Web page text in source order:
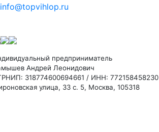
info@topvihlop.ru
предприниматель
Андрей Леонидович
318774600694661 / ИНН: 772158458230
улица, 33 с. 5, Москва, 105318